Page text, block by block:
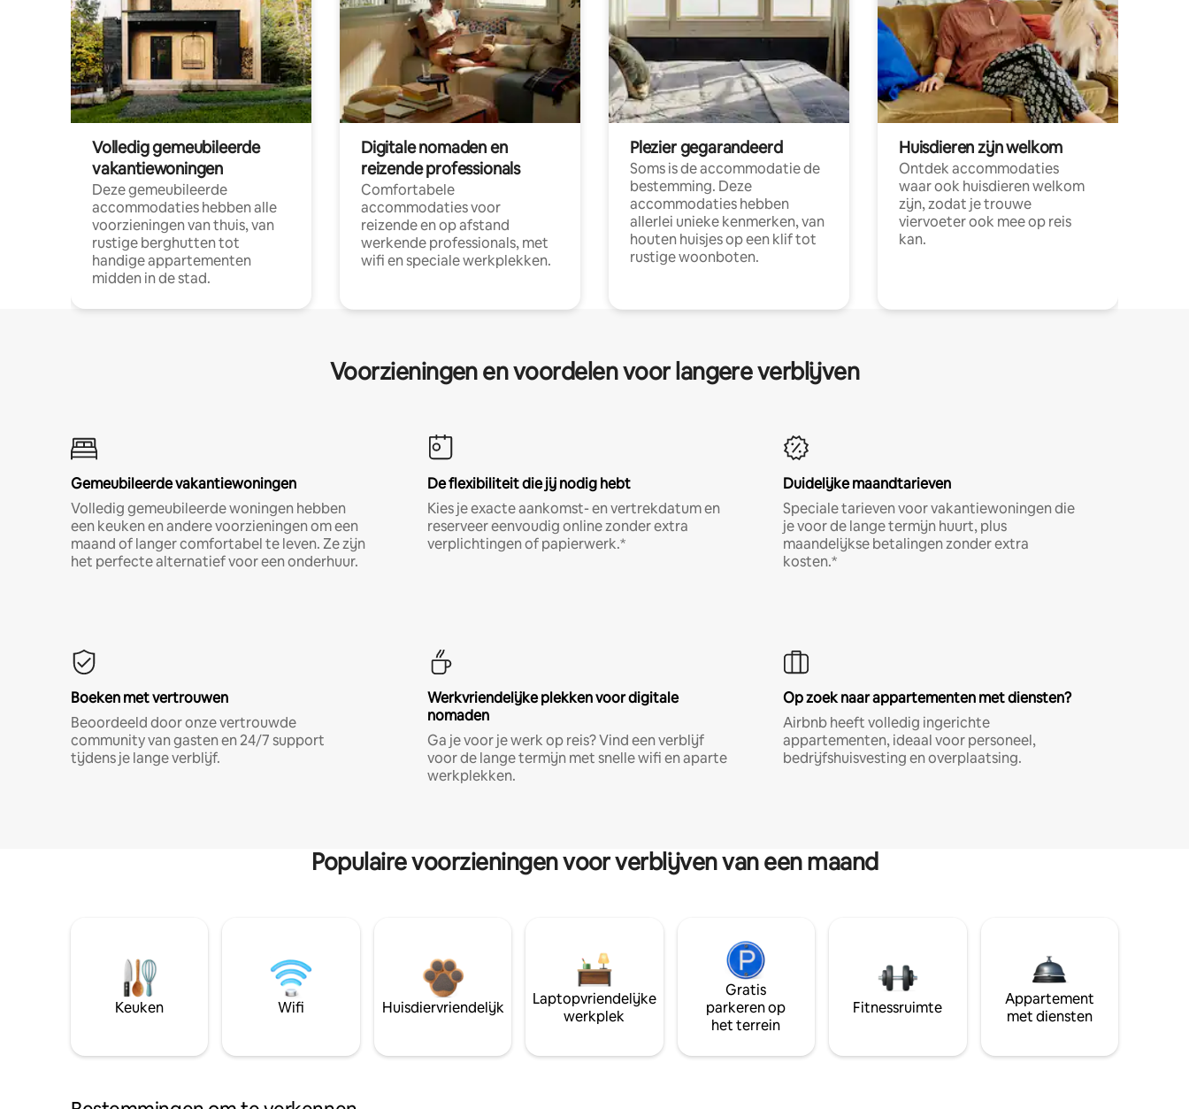
Volledig gemeubileerde
vakantiewoningen
Deze gemeubileerde
accommodaties hebben alle
voorzieningen van thuis, van
rustige berghutten tot
handige appartementen
midden in de stad.
Digitale nomaden en
reizende professionals
Comfortabele
accommodaties voor
reizende en op afstand
werkende professionals, met
wifi en speciale werkplekken.
Plezier gegarandeerd
Soms is de accommodatie de
bestemming. Deze
accommodaties hebben
allerlei unieke kenmerken, van
houten huisjes op een klif tot
rustige woonboten.
Huisdieren zijn welkom
Ontdek accommodaties
waar ook huisdieren welkom
zijn, zodat je trouwe
viervoeter ook mee op reis
kan.
Voorzieningen en voordelen voor langere verblijven
Gemeubileerde vakantiewoningen
Volledig gemeubileerde woningen hebben
een keuken en andere voorzieningen om een
maand of langer comfortabel te leven. Ze zijn
het perfecte alternatief voor een onderhuur.
De flexibiliteit die jij nodig hebt
Kies je exacte aankomst- en vertrekdatum en
reserveer eenvoudig online zonder extra
verplichtingen of papierwerk.*
Duidelijke maandtarieven
Speciale tarieven voor vakantiewoningen die
je voor de lange termijn huurt, plus
maandelijkse betalingen zonder extra
kosten.*
Boeken met vertrouwen
Beoordeeld door onze vertrouwde
community van gasten en 24/7 support
tijdens je lange verblijf.
Werkvriendelijke plekken voor digitale
nomaden
Ga je voor je werk op reis? Vind een verblijf
voor de lange termijn met snelle wifi en aparte
werkplekken.
Op zoek naar appartementen met diensten?
Airbnb heeft volledig ingerichte
appartementen, ideaal voor personeel,
bedrijfshuisvesting en overplaatsing.
Populaire voorzieningen voor verblijven van een maand
Keuken Wifi Huisdiervriendelijk
Laptopvriendelijke
werkplek
Gratis
parkeren op
het terrein
Fitnessruimte
Appartement
met diensten